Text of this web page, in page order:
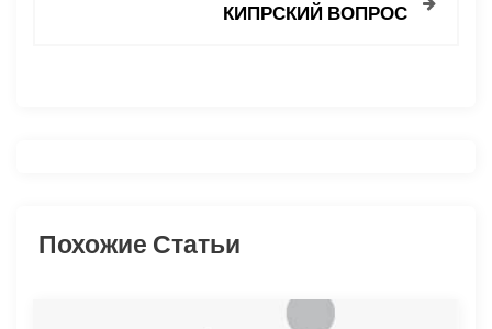
и
КИПРСКИЙ ВОПРОС
Похожие Статьи